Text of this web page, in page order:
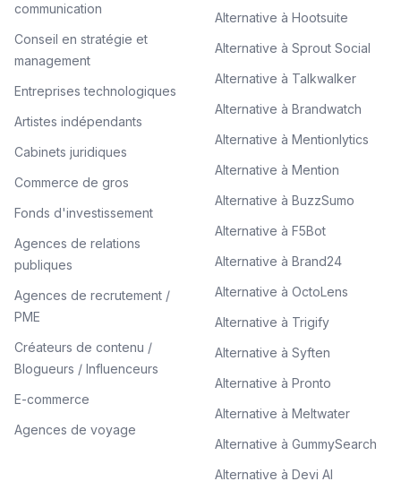
communication
Conseil en stratégie et
management
Entreprises technologiques
Artistes indépendants
Cabinets juridiques
Commerce de gros
Fonds d'investissement
Agences de relations
publiques
Agences de recrutement /
PME
Créateurs de contenu /
Blogueurs / Influenceurs
E-commerce
Agences de voyage
Alternative à Hootsuite
Alternative à Sprout Social
Alternative à Talkwalker
Alternative à Brandwatch
Alternative à Mentionlytics
Alternative à Mention
Alternative à BuzzSumo
Alternative à F5Bot
Alternative à Brand24
Alternative à OctoLens
Alternative à Trigify
Alternative à Syften
Alternative à Pronto
Alternative à Meltwater
Alternative à GummySearch
Alternative à Devi AI